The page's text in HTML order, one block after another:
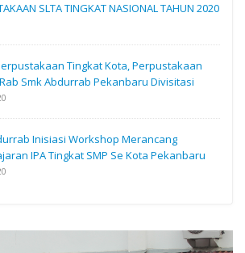
SLTA TINGKAT NASIONAL TAHUN 2020
Tingkat Kota, Perpustakaan
Smk Abdurrab Pekanbaru Divisitasi
Inisiasi Workshop Merancang
IPA Tingkat SMP Se Kota Pekanbaru